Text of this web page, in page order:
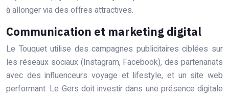
à allonger via des offres attractives.
Communication et marketing digital
Le Touquet utilise des campagnes publicitaires ciblées sur
les réseaux sociaux (Instagram, Facebook), des partenariats
avec des influenceurs voyage et lifestyle, et un site web
performant. Le Gers doit investir dans une présence digitale